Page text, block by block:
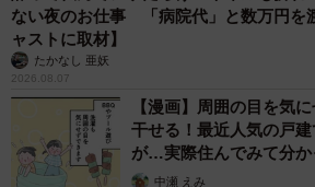
ない夜のお仕事 「病院代」と数万円を
ャストに取材】
たかなし 亜妖
2026.08.07
【漫画】周囲の目を気
干せる！最近人気の戸
が…実際住んでみて分か
中瀬 えみ